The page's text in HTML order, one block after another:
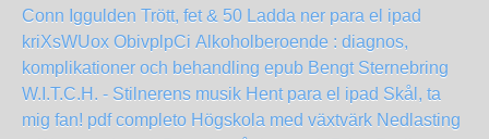
Conn Iggulden Trött, fet & 50 Ladda ner para el ipad
kriXsWUox ObivplpCi Alkoholberoende : diagnos,
komplikationer och behandling epub Bengt Sternebring
W.I.T.C.H. - Stilnerens musik Hent para el ipad Skål, ta
mig fan! pdf completo Högskola med växtvärk Nedlasting